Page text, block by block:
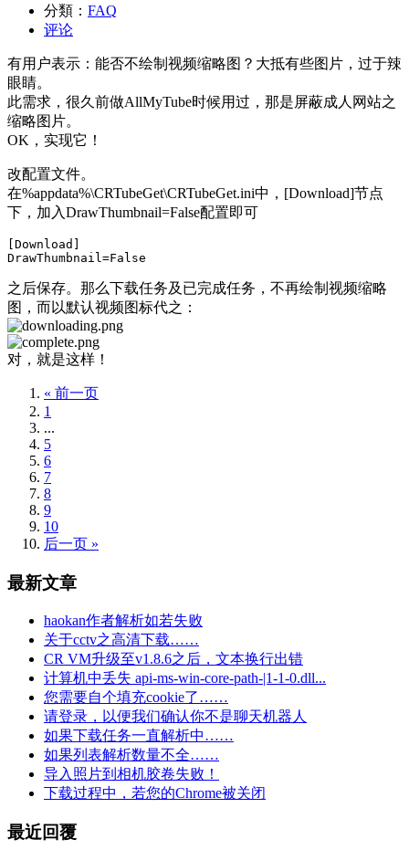
分類： FAQ
评论
有用户表示：能否不绘制视频缩略图？大抵有些图片，过于辣
眼睛。
此需求，很久前做AllMyTube时候用过，那是屏蔽成人网站之
缩略图片。
OK，实现它！
改配置文件。
在%appdata%\CRTubeGet\CRTubeGet.ini中，[Download]节点
下，加入DrawThumbnail=False配置即可
[Download]
DrawThumbnail=False
之后保存。那么下载任务及已完成任务，不再绘制视频缩略
图，而以默认视频图标代之：
对，就是这样！
« 前一页
1
...
5
6
7
8
9
10
后一页 »
最新文章
haokan作者解析如若失败
关于cctv之高清下载……
CR VM升级至v1.8.6之后，文本换行出错
计算机中丢失 api-ms-win-core-path-|1-1-0.dll...
您需要自个填充cookie了……
请登录，以便我们确认你不是聊天机器人
如果下载任务一直解析中……
如果列表解析数量不全……
导入照片到相机胶卷失败！
下载过程中，若您的Chrome被关闭
最近回覆